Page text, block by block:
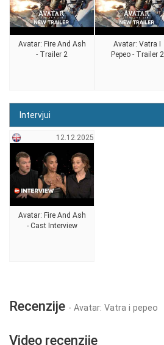
Avatar: Fire And Ash
- Trailer 2
Avatar: Vatra I
Pepeo - Trailer 2
12.12.2025
Avatar: Fire And Ash
- Cast Interview
Recenzije - Avatar: Vatra i pepeo
Video recenzije